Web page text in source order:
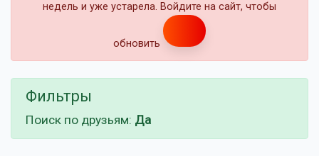
недель и уже устарела. Войдите на сайт, чтобы
обновить
Фильтры
Поиск по друзьям: Да